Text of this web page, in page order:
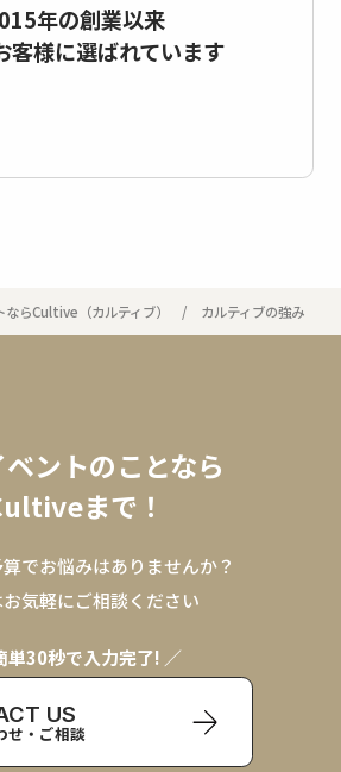
年の創業以来
客様に選ばれています
らCultive（カルティブ） カルティブの強み
ントのことなら
まで！
でお悩みはありませんか？
お気軽にご相談ください
単30秒で入力完了! ／
US
せ・ご相談